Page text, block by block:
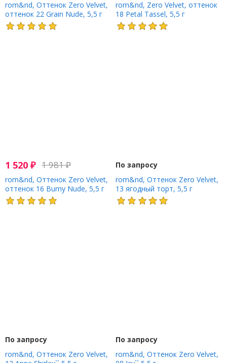
rom&nd, Оттенок Zero Velvet,
оттенок 22 Grain Nude, 5,5 г
rom&nd, Zero Velvet, оттенок
18 Petal Tassel, 5,5 г
1 520 ₽ 1 981₽
rom&nd, Оттенок Zero Velvet,
оттенок 16 Burny Nude, 5,5 г
По запросу
rom&nd, Оттенок Zero Velvet,
13 ягодный торт, 5,5 г
По запросу
rom&nd, Оттенок Zero Velvet,
По запросу
rom&nd, Оттенок Zero Velvet,